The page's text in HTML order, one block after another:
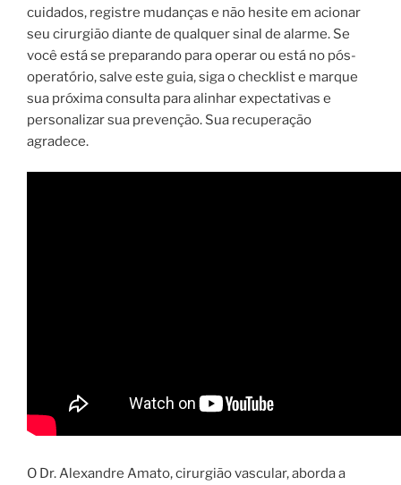
cuidados, registre mudanças e não hesite em acionar
seu cirurgião diante de qualquer sinal de alarme. Se
você está se preparando para operar ou está no pós-
operatório, salve este guia, siga o checklist e marque
sua próxima consulta para alinhar expectativas e
personalizar sua prevenção. Sua recuperação
agradece.
O Dr. Alexandre Amato, cirurgião vascular, aborda a